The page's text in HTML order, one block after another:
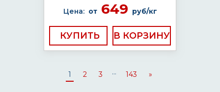
Цена: от649 руб/кг
КУПИТЬ
1 2 3 ... 143 »